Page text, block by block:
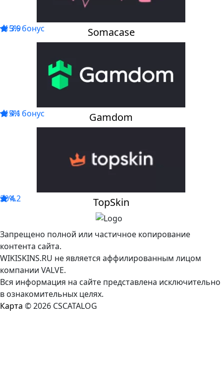
+15% бонус
3.9 Somacase
+15% бонус
4.1 Gamdom
20%4.2 TopSkin
Запрещено полной или частичное копирование
контента сайта.
WIKISKINS.RU не является аффилированным лицом
компании VALVE.
Вся информация на сайте представлена исключительно
в ознакомительных целях.
Карта © 2026 CSCATALOG